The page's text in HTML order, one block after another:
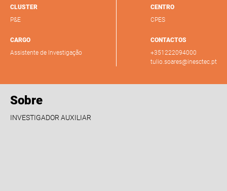
CLUSTER
P&E
CARGO
Assistente de Investigação
CENTRO
CPES
CONTACTOS
+351222094000
tulio.soares@inesctec.pt
Sobre
INVESTIGADOR AUXILIAR